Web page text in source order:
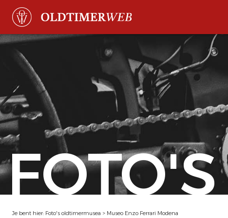
FOTO'S
Je bent hier: Foto's oldtimermusea > Museo Enzo Ferrari Modena